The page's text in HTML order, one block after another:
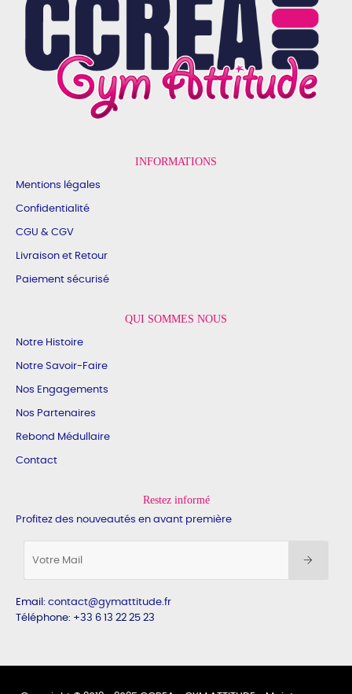
INFORMATIONS
Mentions légales
Confidentialité
CGU & CGV
Livraison et Retour
Paiement sécurisé
QUI SOMMES NOUS
Notre Histoire
Notre Savoir-Faire
Nos Engagements
Nos Partenaires
Rebond Médullaire
Contact
Restez informé
Profitez des nouveautés en avant première
Email : contact@gymattitude.fr
Téléphone: +33 6 13 22 25 23